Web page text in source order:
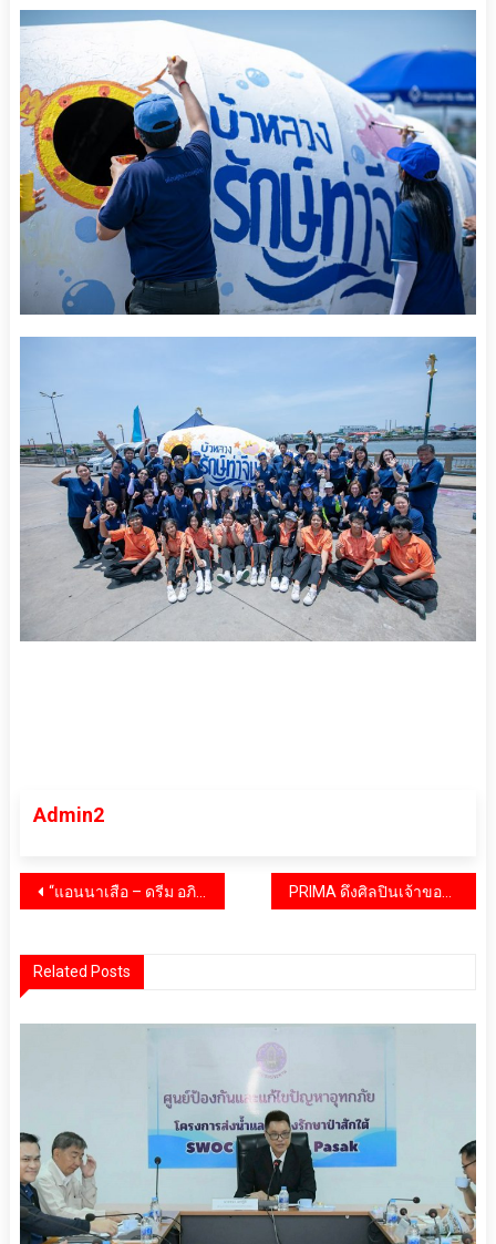
Admin2
แนะแนว
“แอนนาเสือ – ดรีม อภิชญา – หมีพูห์” นำทีมคนดัง สุขภาพดี มีสไตล์! สัมผัสประสบการณ์โซนใหม่เซ็นทรัลเวิลด์ ‘Urban Balance’ ศูนย์รวมแบรนด์ Health & Wellness ชั้นนำใจกลางเมือง PRIMA ดึงศิลปินเจ้าของคาแรคเตอร์ดัง “Elfie” สร้างงานประติมากรรม “Ganeshvara” เสริมสิริมงคล
Related Posts